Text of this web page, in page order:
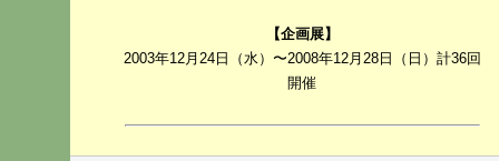
【企画展】
2003年12月24日（水）〜2008年12月28日（日）計36回
開催